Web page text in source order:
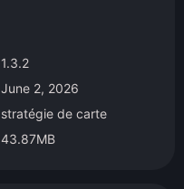
1.3.2
June 2, 2026
stratégie de carte
43.87MB